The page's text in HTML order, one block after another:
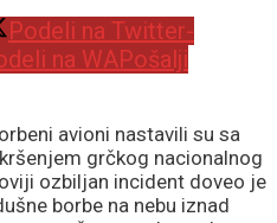
Podeli na Twitter-
na WAPošalji
avioni nastavili su sa
grčkog nacionalnog
ozbiljan incident doveo je
borbe na nebu iznad